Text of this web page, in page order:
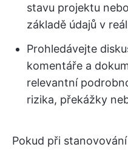
stavu projektu
základě údajů v
Prohledávejte
komentáře a
relevantní
rizika, překážky
Pokud při